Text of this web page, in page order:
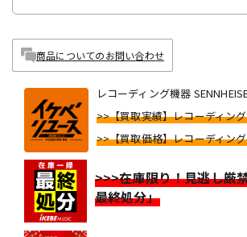
商品についてのお問い合わせ
レコーディング機器
>>【買取実績】レコーディング
>>【買取価格】レコーディング
>>>在庫限り！見逃し厳
最終処分」